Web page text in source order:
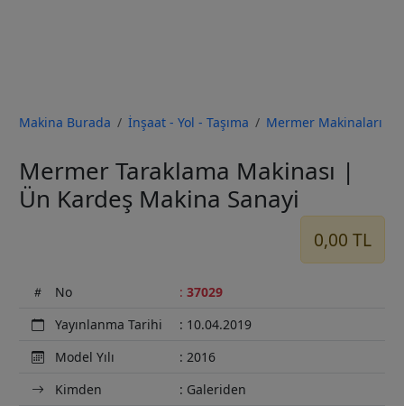
Makina Burada İnşaat - Yol - Taşıma
Mermer Makinaları
Mermer Taraklama Makinası |
Ün Kardeş Makina Sanayi
0,00 TL
No : 37029
Yayınlanma Tarihi
: 10.04.2019
Model Yılı
: 2016
Kimden
: Galeriden